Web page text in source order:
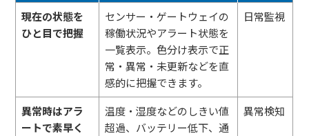
現在の状態を
ひと目で把握
センサー・ゲートウェイの
稼働状況やアラート状態を
一覧表示。色分け表示で正
常・異常・未更新などを直
感的に把握できます。
日常監視
異常時はアラ
ートで素早く
温度・湿度などのしきい値
超過、バッテリー低下、通
異常検知